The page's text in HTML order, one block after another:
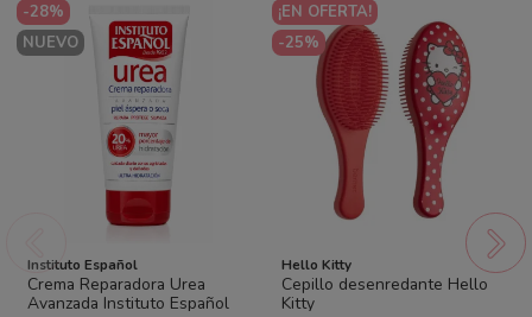
-28%
NUEVO
Instituto Español
Crema Reparadora Urea
Avanzada Instituto Español
¡EN OFERTA!
-25%
Hello Kitty
Cepillo desenredante Hello
Kitty